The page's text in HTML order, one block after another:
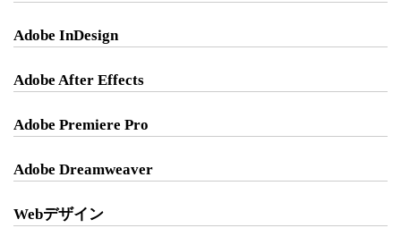
Adobe InDesign
Adobe After Effects
Adobe Premiere Pro
Adobe Dreamweaver
Webデザイン